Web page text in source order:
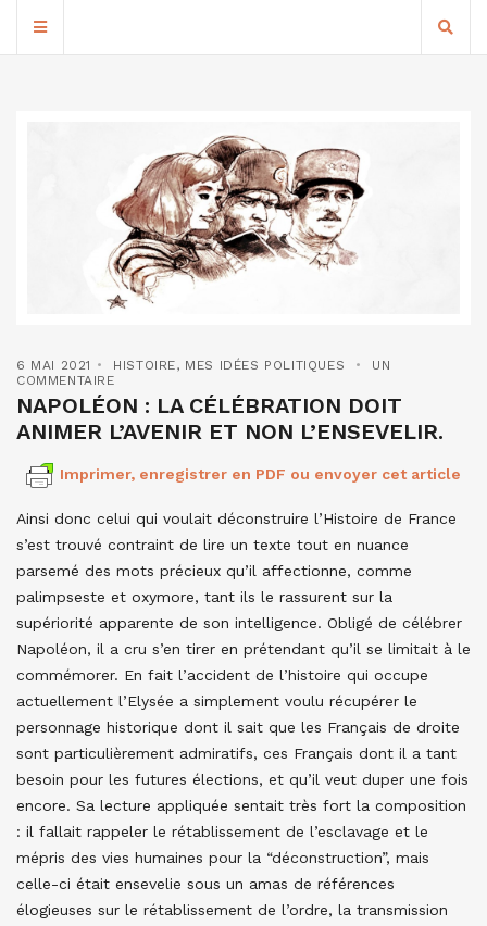
6 MAI 2021 HISTOIRE, MES IDÉES POLITIQUES
UN
COMMENTAIRE
NAPOLÉON : LA CÉLÉBRATION DOIT
ANIMER L’AVENIR ET NON L’ENSEVELIR.
Imprimer, enregistrer en PDF ou envoyer cet article
Ainsi donc celui qui voulait déconstruire l’Histoire de France
s’est trouvé contraint de lire un texte tout en nuance
parsemé des mots précieux qu’il affectionne, comme
palimpseste et oxymore, tant ils le rassurent sur la
supériorité apparente de son intelligence. Obligé de célébrer
Napoléon, il a cru s’en tirer en prétendant qu’il se limitait à le
commémorer. En fait l’accident de l’histoire qui occupe
actuellement l’Elysée a simplement voulu récupérer le
personnage historique dont il sait que les Français de droite
sont particulièrement admiratifs, ces Français dont il a tant
besoin pour les futures élections, et qu’il veut duper une fois
encore. Sa lecture appliquée sentait très fort la composition
: il fallait rappeler le rétablissement de l’esclavage et le
mépris des vies humaines pour la “déconstruction”, mais
celle-ci était ensevelie sous un amas de références
élogieuses sur le rétablissement de l’ordre, la transmission